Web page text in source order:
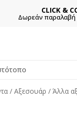
CLICK &
Δωρεάν παραλαβή από
Αξεσουάρ Άλλα